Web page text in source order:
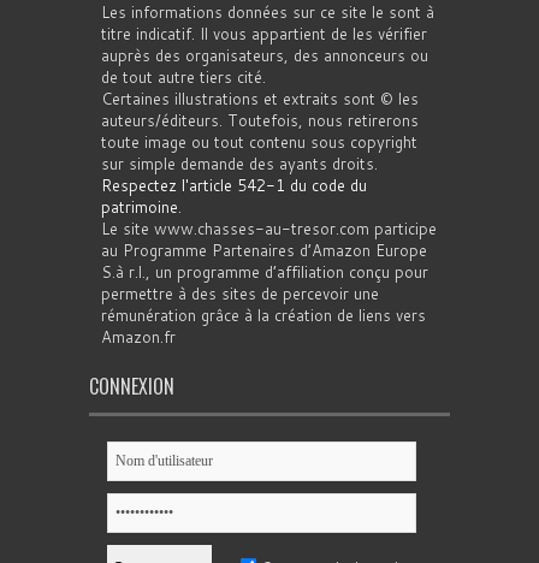
Les informations données sur ce site le sont à
titre indicatif. Il vous appartient de les vérifier
auprès des organisateurs, des annonceurs ou
de tout autre tiers cité.
Certaines illustrations et extraits sont © les
auteurs/éditeurs. Toutefois, nous retirerons
toute image ou tout contenu sous copyright
sur simple demande des ayants droits.
Respectez l'article 542-1 du code du
patrimoine.
Le site www.chasses-au-tresor.com participe
au Programme Partenaires d’Amazon Europe
S.à r.l., un programme d’affiliation conçu pour
permettre à des sites de percevoir une
rémunération grâce à la création de liens vers
Amazon.fr
CONNEXION